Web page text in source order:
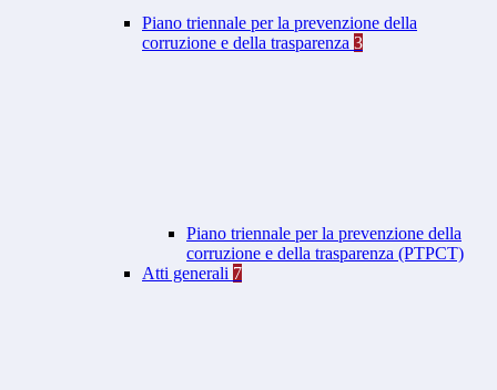
Piano triennale per la prevenzione della
corruzione e della trasparenza 3
Piano triennale per la prevenzione della
corruzione e della trasparenza (PTPCT)
Atti generali 7